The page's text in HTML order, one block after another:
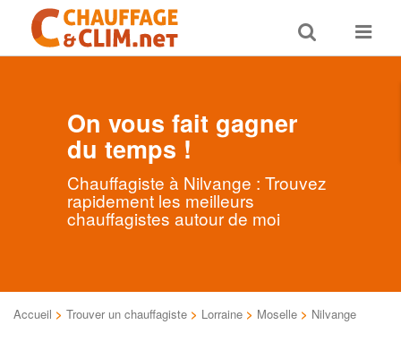
Toggle
search
Toggle
On vous fait gagner
du temps !
Chauffagiste à Nilvange : Trouvez
rapidement les meilleurs
chauffagistes autour de moi
Accueil > Trouver un chauffagiste > Lorraine > Moselle > Nilvange